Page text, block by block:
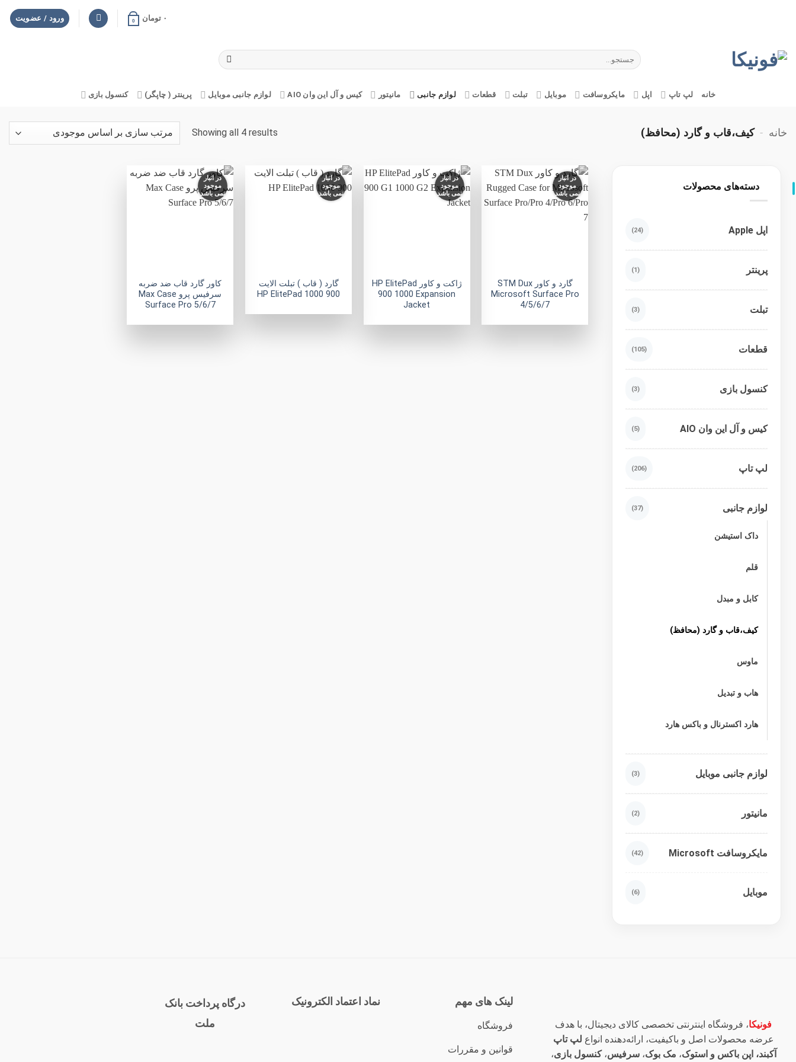
۰ تومان 0 ورود / عضویت
جستجو
برای:
خانه لپ تاپ اپل مایکروسافت موبایل تبلت قطعات لوازم جانبی مانیتور کیس و آل این وان AIO لوازم جانبی موبایل پرینتر ( چاپگر) کنسول بازی
خانه - کیف،قاب و گارد (محافظ) Showing all 4 results
دسته‌های محصولات
اپل Apple (24)
پرینتر (1)
تبلت (3)
قطعات (105)
کنسول بازی (3)
کیس و آل این وان AIO (5)
لپ تاپ (206)
لوازم جانبی (37)
داک استیشن
قلم
کابل و مبدل
کیف،قاب و گارد (محافظ)
ماوس
هاب و تبدیل
هارد اکسترنال و باکس هارد
لوازم جانبی موبایل (3)
مانیتور (2)
مایکروسافت Microsoft (42)
موبایل (6)
افزودن
به
در انبار
موجود
نمی باشد
گارد و کاور STM Dux
Microsoft Surface Pro
4/5/6/7
در انبار
موجود
نمی باشد
ژاکت و کاور HP ElitePad
900 1000 Expansion
Jacket
در انبار
موجود
نمی باشد
گارد ( قاب ) تبلت الایت
900 HP ElitePad 1000
در انبار
موجود
نمی باشد
کاور گارد قاب ضد ضربه
سرفیس پرو Max Case
Surface Pro 5/6/7
فونیکا، فروشگاه اینترنتی تخصصی کالای دیجیتال، با هدف
عرضه محصولات اصل و باکیفیت، ارائه‌دهنده انواع لپ تاپ
آکبند، اپن باکس و استوک، مک بوک،سرفیس،کنسول بازی،
لینک های مهم
فروشگاه
قوانین و مقررات
نماد اعتماد الکترونیک
درگاه پرداخت بانک
ملت